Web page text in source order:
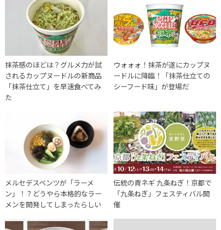
抹茶感のほどは？グルメ力が試
されるカップヌードルの新商品
「抹茶仕立て」を早速食べてみ
た
ウォォォ！抹茶が遂にカップヌ
ードルに降臨！「抹茶仕立ての
シーフード味」が登場だ
メルセデスベンツが「ラーメ
ン」！？どうやら本格的なラー
メンを開発してしまったらしい
伝統の青ネギ 九条ねぎ！京都で
「九条ねぎ」フェスティバル開
催